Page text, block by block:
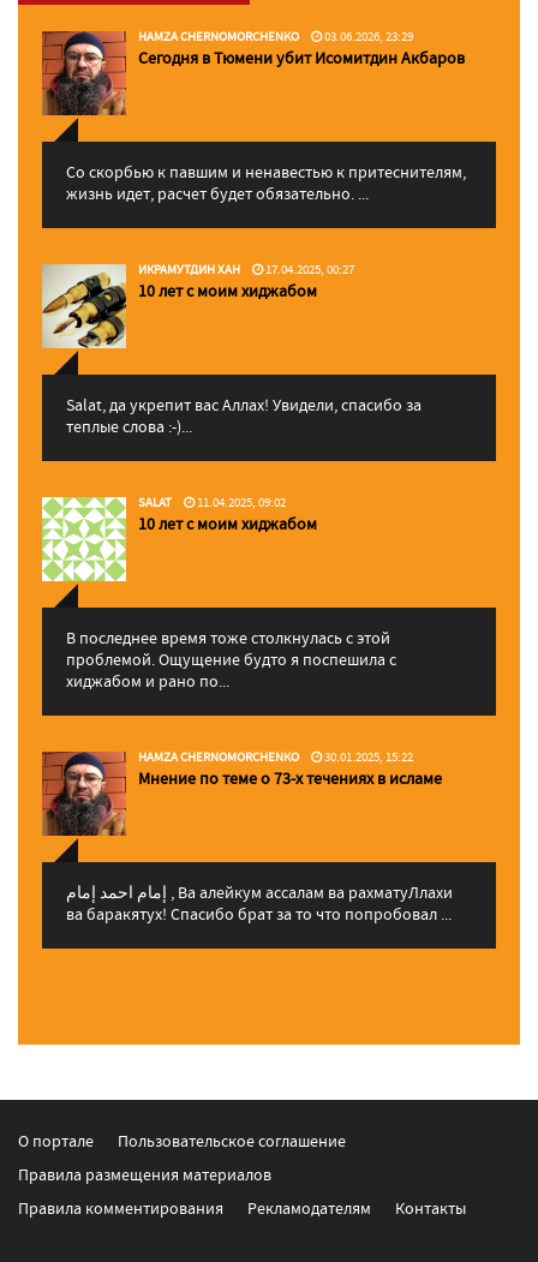
HAMZA CHERNOMORCHENKO 03.06.2026, 23:29
Сегодня в Тюмени убит Исомитдин Акбаров
Со скорбью к павшим и ненавестью к притеснителям,
жизнь идет, расчет будет обязательно. ...
ИКРАМУТДИН ХАН 17.04.2025, 00:27
10 лет с моим хиджабом
Salat, да укрепит вас Аллаx! Увидели, спасибо за
теплые слова :-)...
SALAT 11.04.2025, 09:02
10 лет с моим хиджабом
В последнее время тоже столкнулась с этой
проблемой. Ощущение будто я поспешила с
хиджабом и рано по...
HAMZA CHERNOMORCHENKO 30.01.2025, 15:22
Мнение по теме о 73-х течениях в исламе
إمام احمد إمام , Ва алейкум ассалам ва рахматуЛлахи
ва баракятух! Спасибо брат за то что попробовал ...
О портале
Пользовательское соглашение
Правила размещения материалов
Правила комментирования
Рекламодателям Контакты